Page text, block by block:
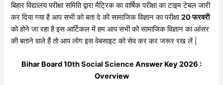
बिहार विद्यालय परीक्षा समिति द्वारा मैट्रिक का वार्षिक परीक्षा का टाइम टेबल जारी
कर दिया गया है आप सभी को बता दे की सामाजिक विज्ञान का परीक्षा20 फरवरी
को होने जा रहा है इस आर्टिकल में हम आप सभी कोसामाजिक विज्ञानका आंसर
की बताने वाले हैं तो आप लोग इस वेबसाइट को सेव कर कर जरूर रख लें |
Bihar Board 10thSocial Science Answer Key 2026 :
Overview